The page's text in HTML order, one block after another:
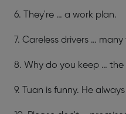
6. They're … a work plan.
7. Careless drivers …
8. Why do you keep … the
9. Tuan is funny. He